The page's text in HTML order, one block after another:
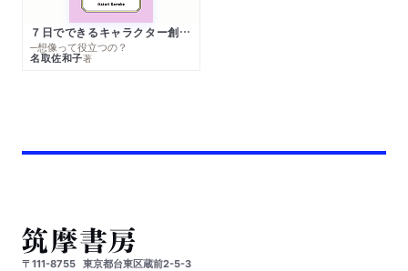
７日でできるキャラクター創作入門
─想像って役立つの？
名取佐和子著
〒111-8755 東京都台東区蔵前2-5-3